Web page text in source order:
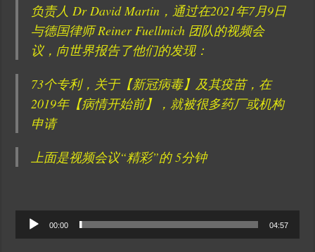
负责人 Dr David Martin，通过在2021年7月9日
与德国律师 Reiner Fuellmich 团队的视频会
议，向世界报告了他们的发现：
73个专利，关于【新冠病毒】及其疫苗，在
2019年【病情开始前】，就被很多药厂或机构
申请
上面是视频会议“精彩”的 5分钟
Audio
Player
00:00 04:57